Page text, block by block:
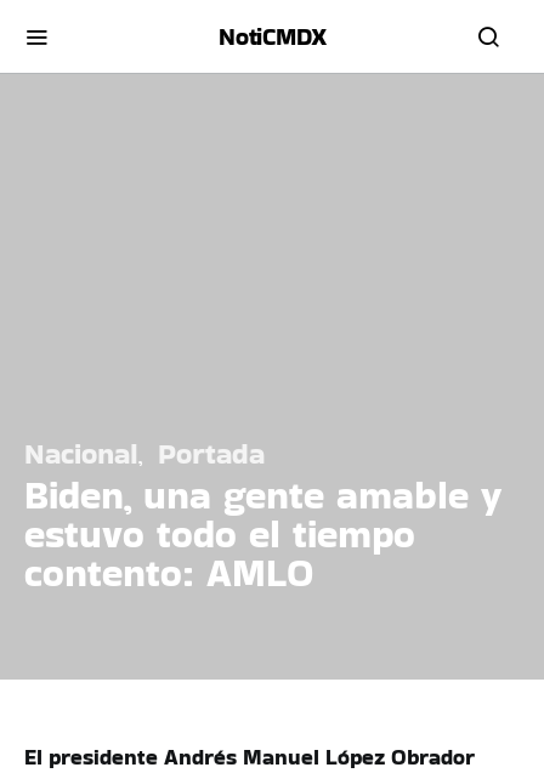
NotiCMDX
Nacional Portada
Biden, una gente amable y
estuvo todo el tiempo
contento: AMLO
El presidente Andrés Manuel López Obrador